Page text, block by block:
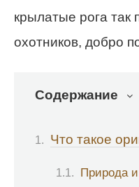
крылатые рога так
охотников, добро
Содержание
Что такое
Природа